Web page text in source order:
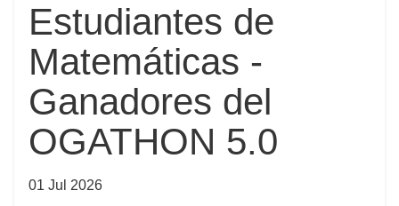
Estudiantes de
Matemáticas -
Ganadores del
OGATHON 5.0
01 Jul 2026